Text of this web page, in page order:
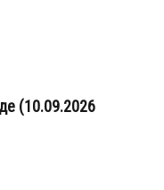
(10.09.2026